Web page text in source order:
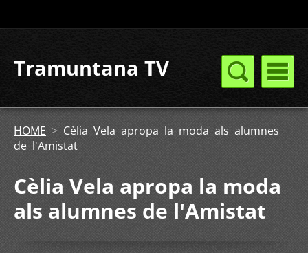
Tramuntana TV
HOME > Cèlia Vela apropa la moda als alumnes
de l'Amistat
Cèlia Vela apropa la moda
als alumnes de l'Amistat